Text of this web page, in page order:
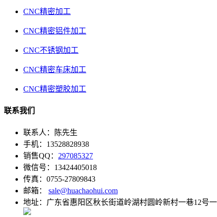
CNC精密加工
CNC精密铝件加工
CNC不锈钢加工
CNC精密车床加工
CNC精密塑胶加工
联系我们
联系人：陈先生
手机：13528828938
销售QQ： 297085327
微信号：13424405018
传真：0755-27809843
邮箱： sale@huachaohui.com
地址：广东省惠阳区秋长街道岭湖村圆岭新村一巷12号